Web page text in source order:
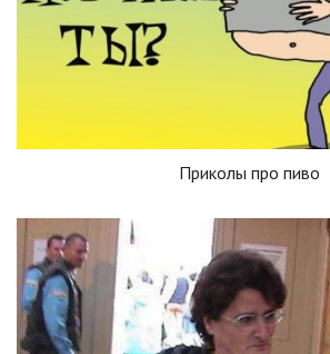
Приколы про пиво